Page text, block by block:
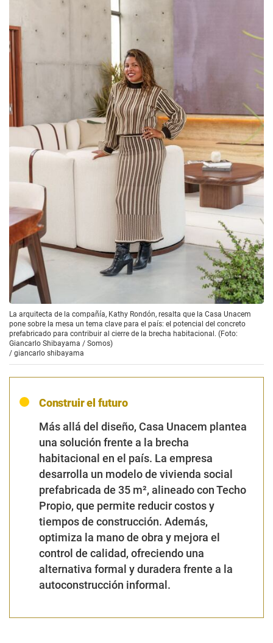
La arquitecta de la compañía, Kathy Rondón, resalta que la Casa Unacem
pone sobre la mesa un tema clave para el país: el potencial del concreto
prefabricado para contribuir al cierre de la brecha habitacional. (Foto:
Giancarlo Shibayama / Somos)
/ giancarlo shibayama
Construir el futuro
Más allá del diseño, Casa Unacem plantea
una solución frente a la brecha
habitacional en el país. La empresa
desarrolla un modelo de vivienda social
prefabricada de 35 m², alineado con Techo
Propio, que permite reducir costos y
tiempos de construcción. Además,
optimiza la mano de obra y mejora el
control de calidad, ofreciendo una
alternativa formal y duradera frente a la
autoconstrucción informal.